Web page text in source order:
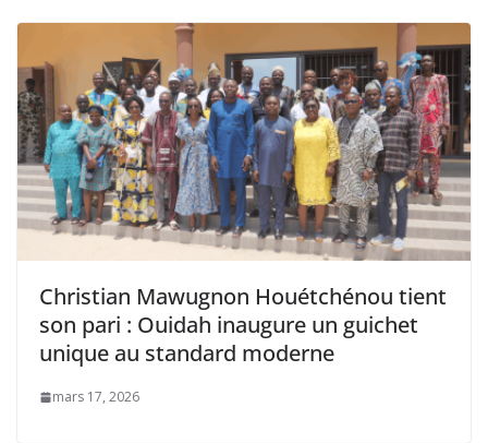
Christian Mawugnon Houétchénou tient
son pari : Ouidah inaugure un guichet
unique au standard moderne
mars 17, 2026